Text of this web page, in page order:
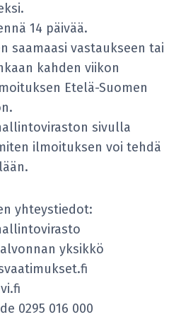
14 päivää.
saamaasi vastaukseen tai
kahden viikon
Etelä-Suomen
sivulla
ilmoituksen voi tehdä
yhteystiedot:
yksikkö
0295 016 000